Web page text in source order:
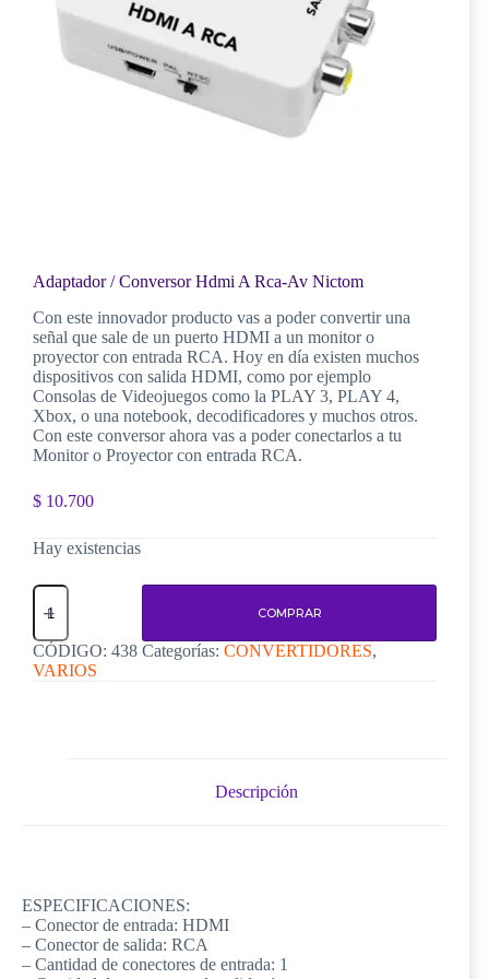
Adaptador / Conversor Hdmi A Rca-Av Nictom
Con este innovador producto vas a poder convertir una
señal que sale de un puerto HDMI a un monitor o
proyector con entrada RCA. Hoy en día existen muchos
dispositivos con salida HDMI, como por ejemplo
Consolas de Videojuegos como la PLAY 3, PLAY 4,
Xbox, o una notebook, decodificadores y muchos otros.
Con este conversor ahora vas a poder conectarlos a tu
Monitor o Proyector con entrada RCA.
$ 10.700
Hay existencias
Adaptador
Hdmi
A
COMPRAR
CÓDIGO: 438 Categorías: CONVERTIDORES,
VARIOS
Descripción
ESPECIFICACIONES:
– Conector de entrada: HDMI
– Conector de salida: RCA
– Cantidad de conectores de entrada: 1